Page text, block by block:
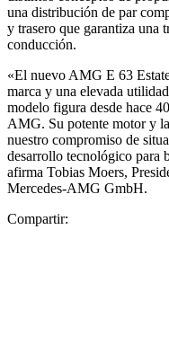
una distribución de par
y trasero que garantiza una
conducción.
«El nuevo AMG E 63
marca y una elevada
modelo figura desde hace
AMG. Su potente motor y
nuestro compromiso de
desarrollo tecnológico para
afirma Tobias Moers,
Mercedes-AMG GmbH.
Compartir: